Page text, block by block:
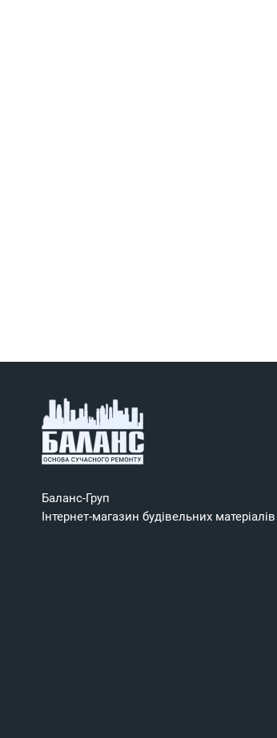
Баланс-Груп
Інтернет-магазин будівельних матеріалів